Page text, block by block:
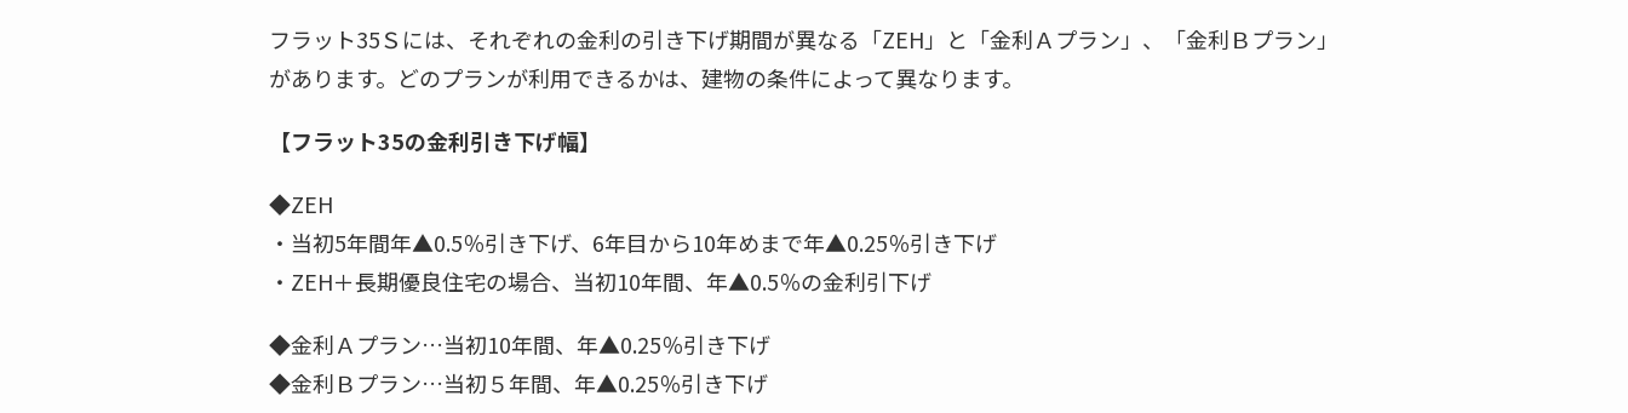
フラット35Ｓには、それぞれの金利の引き下げ期間が異なる「ZEH」と「金利Ａプラン」、「金利Ｂプラン」
があります。どのプランが利用できるかは、建物の条件によって異なります。
【フラット35の金利引き下げ幅】
◆ZEH
・当初5年間年▲0.5％引き下げ、6年目から10年めまで年▲0.25％引き下げ
・ZEH＋長期優良住宅の場合、当初10年間、年▲0.5％の金利引下げ
◆金利Ａプラン…当初10年間、年▲0.25％引き下げ
◆金利Ｂプラン…当初５年間、年▲0.25％引き下げ